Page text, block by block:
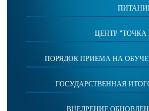
ЦЕНТР "ТОЧКА
ПОРЯДОК ПРИЕМА НА
ГОСУДАРСТВЕННАЯ
ВНЕДРЕНИЕ